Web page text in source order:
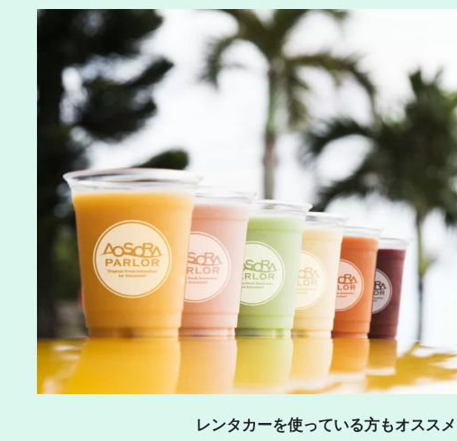
レンタカーを使っている方もオススメ